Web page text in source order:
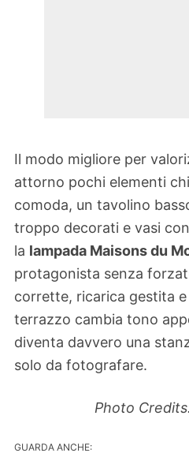
Il modo migliore per
attorno pochi elementi
comoda, un tavolino
troppo decorati e vasi
la lampada Maisons du
protagonista senza
corrette, ricarica gestita e
terrazzo cambia tono
diventa davvero una
solo da fotografare.
Photo
GUARDA ANCHE: